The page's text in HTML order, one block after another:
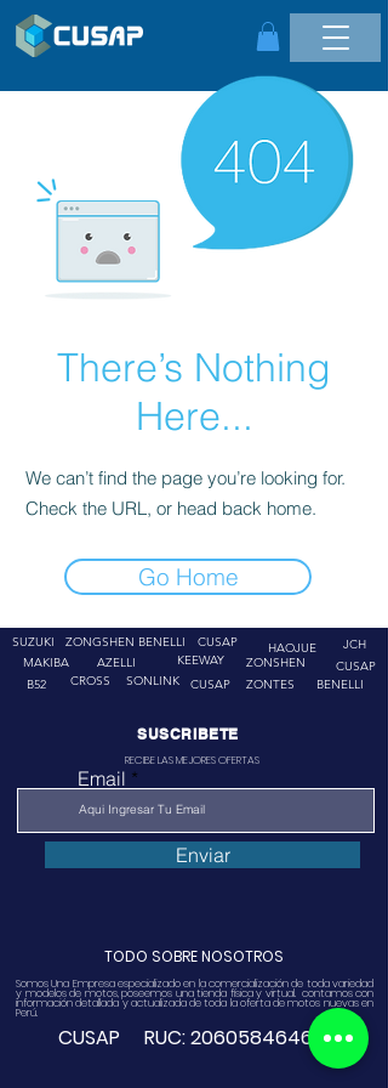
There’s Nothing
Here...
We can’t find the page you’re looking for.
Check the URL, or head back home.
Go Home
SUZUKI
ZONGSHEN
MAKIBA
AZELLI
BENELLI
CUSAP
KEEWAY
B52
CROSS SONLINK CUSAP
HAOJUE
JCH
ZONSHEN
ZONTES
CUSAP
BENELLI
SUSCRIBETE
RECIBE LAS MEJORES OFERTAS
Email
Enviar
TODO SOBRE NOSOTROS
Somos Una Empresa especializado en la comercialización de toda variedad
y modelos de motos, poseemos una tienda física y virtual. contamos con
información detallada y actualizada de toda la oferta de motos nuevas en
Perú.
CUSAP RUC:20605846468